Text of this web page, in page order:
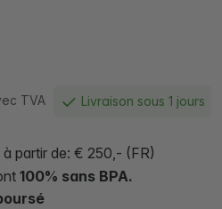
TVA Livraison sous 1 jours
partir de: € 250,- (FR)
100% sans BPA.